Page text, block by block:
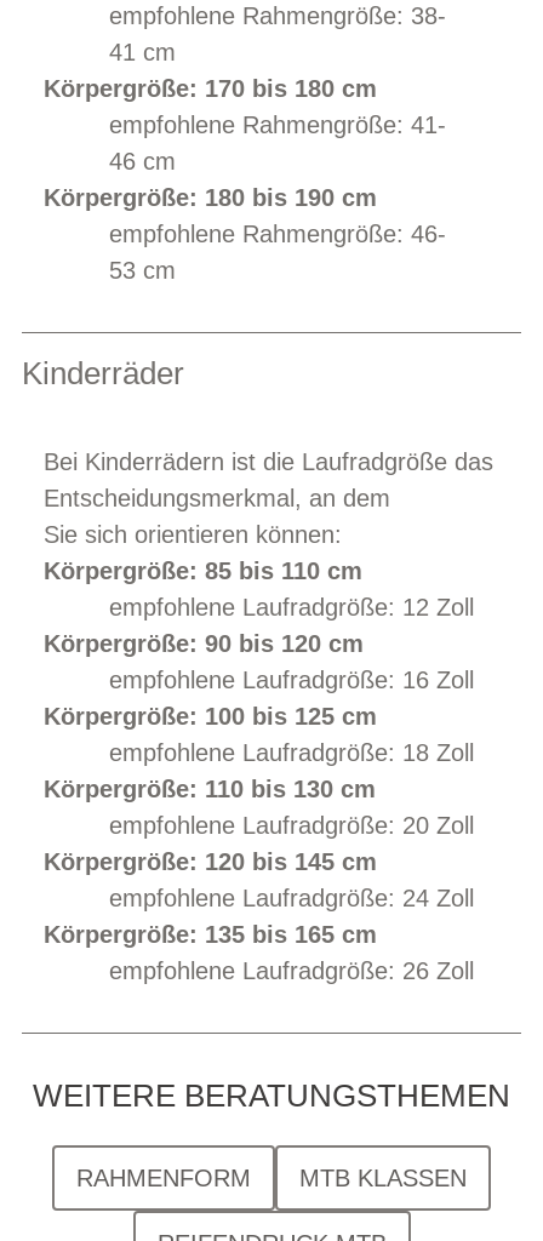
empfohlene Rahmengröße: 38-
41 cm
Körpergröße: 170 bis 180 cm
empfohlene Rahmengröße: 41-
46 cm
Körpergröße: 180 bis 190 cm
empfohlene Rahmengröße: 46-
53 cm
Kinderräder
Bei Kinderrädern ist die Laufradgröße das
Entscheidungsmerkmal, an dem
Sie sich orientieren können:
Körpergröße: 85 bis 110 cm
empfohlene Laufradgröße: 12 Zoll
Körpergröße: 90 bis 120 cm
empfohlene Laufradgröße: 16 Zoll
Körpergröße: 100 bis 125 cm
empfohlene Laufradgröße: 18 Zoll
Körpergröße: 110 bis 130 cm
empfohlene Laufradgröße: 20 Zoll
Körpergröße: 120 bis 145 cm
empfohlene Laufradgröße: 24 Zoll
Körpergröße: 135 bis 165 cm
empfohlene Laufradgröße: 26 Zoll
WEITERE BERATUNGSTHEMEN
RAHMENFORM MTB KLASSEN